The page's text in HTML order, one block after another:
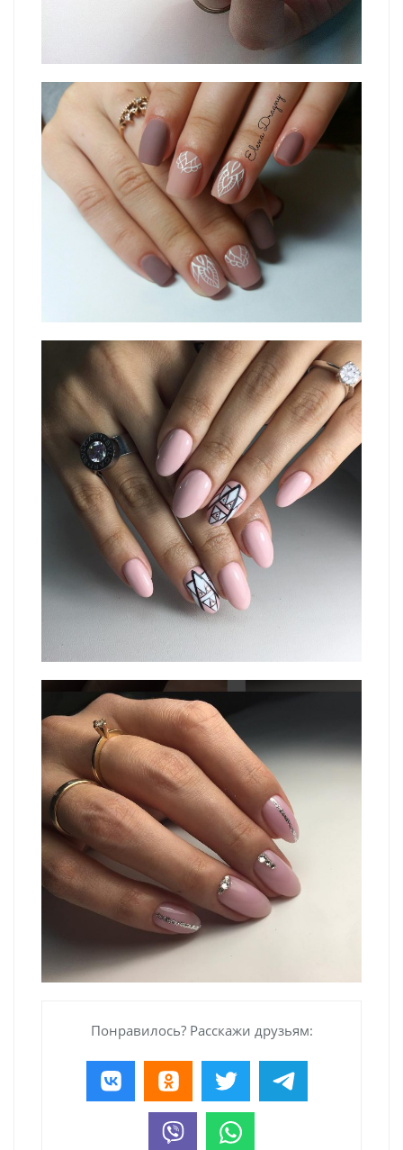
Понравилось? Расскажи друзьям: